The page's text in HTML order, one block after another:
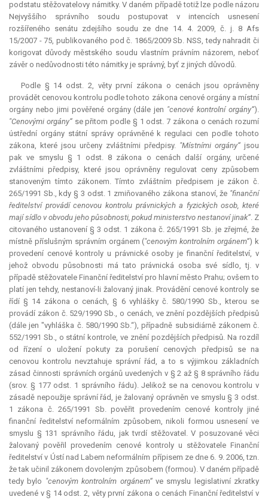
podstatu stěžovatelovy námitky. V daném případě totiž lze podle názoru
Nejvyššího správního soudu postupovat v intencích usnesení
rozšířeného senátu zdejšího soudu ze dne 14. 4. 2009, č. j. 8 Afs
15/2007 - 75, publikovaného pod č. 1865/2009 Sb. NSS, tedy nahradit či
korigovat důvody městského soudu vlastním právním názorem, neboť
závěr o nedůvodnosti této námitky je správný, byť z jiných důvodů.
Podle § 14 odst. 2, věty první zákona o cenách jsou oprávněny
provádět cenovou kontrolu podle tohoto zákona cenové orgány a místní
orgány nebo jimi pověřené orgány (dále jen "cenové kontrolní orgány“).
"Cenovými orgány“se přitom podle § 1 odst. 7 zákona o cenách rozumí
ústřední orgány státní správy oprávněné k regulaci cen podle tohoto
zákona, které jsou určeny zvláštními předpisy. "Místními orgány“ jsou
pak ve smyslu § 1 odst. 8 zákona o cenách další orgány, určené
zvláštními předpisy, které jsou oprávněny regulovat ceny způsobem
stanoveným tímto zákonem. Tímto zvláštním předpisem je zákon č.
265/1991 Sb., kdy § 3 odst. 1 zmiňovaného zákona stanoví, že "finanční
ředitelství provádí cenovou kontrolu právnických a fyzických osob, které
mají sídlo v obvodu jeho působnosti, pokud ministerstvo nestanoví jinak“. Z
citovaného ustanovení § 3 odst. 1 zákona č. 265/1991 Sb. je zřejmé, že
místně příslušným správním orgánem ("cenovým kontrolním orgánem“) k
provedení cenové kontroly u právnické osoby je finanční ředitelství, v
jehož obvodu působnosti má tato právnická osoba své sídlo, tj. v
případě stěžovatele Finanční ředitelství pro hlavní město Prahu; ovšem to
platí jen tehdy, nestanoví-li žalovaný jinak. Provádění cenové kontroly se
řídí § 14 zákona o cenách, § 6 vyhlášky č. 580/1990 Sb., kterou se
provádí zákon č. 529/1990 Sb., o cenách, ve znění pozdějších předpisů
(dále jen "vyhláška č. 580/1990 Sb.“), případně subsidiárně zákonem č.
552/1991 Sb., o státní kontrole, ve znění pozdějších předpisů. Na rozdíl
od řízení o uložení pokuty za porušení cenových předpisů se na
cenovou kontrolu nevztahuje správní řád, a to s výjimkou základních
zásad činnosti správních orgánů uvedených v § 2 až § 8 správního řádu
(srov. § 177 odst. 1 správního řádu). Jelikož se na cenovou kontrolu v
zásadě nepoužije správní řád, je žalovaný oprávněn ve smyslu § 3 odst.
1 zákona č. 265/1991 Sb. pověřit provedením cenové kontroly jiné
finanční ředitelství neformálním způsobem, nikoli formou usnesení ve
smyslu § 131 správního řádu, jak tvrdí stěžovatel. V posuzované věci
žalovaný pověřil provedením cenové kontroly u stěžovatele Finanční
ředitelství v Ústí nad Labem neformálním přípisem ze dne 6. 9. 2006, tzn.
že tak učinil zákonem dovoleným způsobem (formou). V daném případě
tedy bylo "cenovým kontrolním orgánem“ve smyslu legislativní zkratky
uvedené v § 14 odst. 2, věty první zákona o cenách Finanční ředitelství v